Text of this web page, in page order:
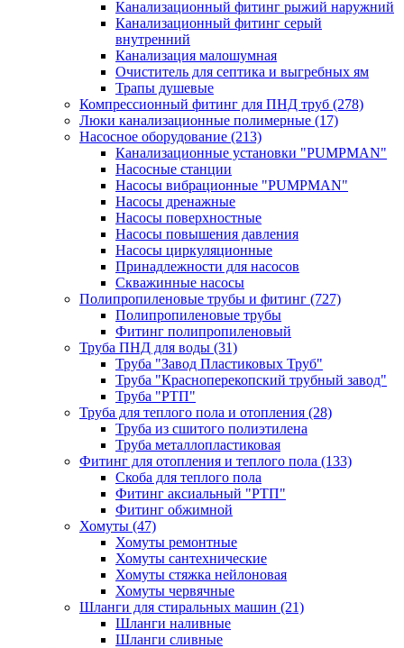
Канализационный фитинг рыжий наружний
Канализационный фитинг серый
внутренний
Канализация малошумная
Очиститель для септика и выгребных ям
Трапы душевые
Компрессионный фитинг для ПНД труб (278)
Люки канализационные полимерные (17)
Насосное оборудование (213)
Канализационные установки "PUMPMAN"
Насосные станции
Насосы вибрационные "PUMPMAN"
Насосы дренажные
Насосы поверхностные
Насосы повышения давления
Насосы циркуляционные
Принадлежности для насосов
Скважинные насосы
Полипропиленовые трубы и фитинг (727)
Полипропиленовые трубы
Фитинг полипропиленовый
Труба ПНД для воды (31)
Труба "Завод Пластиковых Труб"
Труба "Красноперекопский трубный завод"
Труба "РТП"
Труба для теплого пола и отопления (28)
Труба из сшитого полиэтилена
Труба металлопластиковая
Фитинг для отопления и теплого пола (133)
Скоба для теплого пола
Фитинг аксиальный "РТП"
Фитинг обжимной
Хомуты (47)
Хомуты ремонтные
Хомуты сантехнические
Хомуты стяжка нейлоновая
Хомуты червячные
Шланги для стиральных машин (21)
Шланги наливные
Шланги сливные